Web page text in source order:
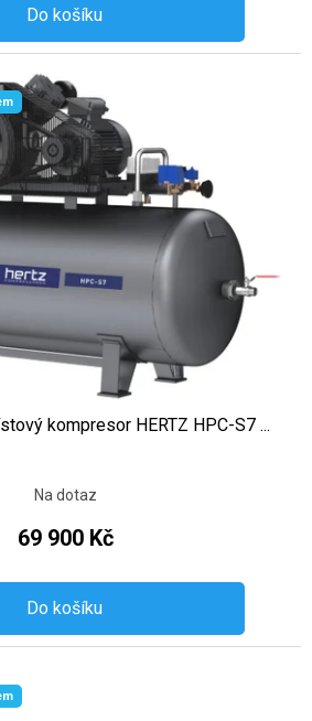
Do košíku
kompresor HERTZ HPC-S7 ...
Na dotaz
69 900 Kč
Do košíku